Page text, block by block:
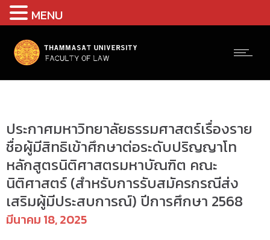
ประกาศมหาวิทยาลัยธรรมศาสตร์เรื่องราย
ชื่อผู้มีสิทธิเข้าศึกษาต่อระดับปริญญาโท
หลักสูตรนิติศาสตรมหาบัณฑิต คณะ
นิติศาสตร์ (สำหรับการรับสมัครกรณีส่ง
เสริมผู้มีประสบการณ์) ปีการศึกษา 2568
มีนาคม 18, 2025
MENU